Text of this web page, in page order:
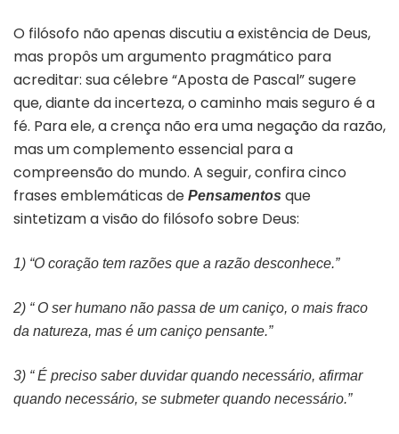
O filósofo não apenas discutiu a existência de Deus,
mas propôs um argumento pragmático para
acreditar: sua célebre “Aposta de Pascal” sugere
que, diante da incerteza, o caminho mais seguro é a
fé. Para ele, a crença não era uma negação da razão,
mas um complemento essencial para a
compreensão do mundo. A seguir, confira cinco
frases emblemáticas de Pensamentos que
sintetizam a visão do filósofo sobre Deus:
1) “O coração tem razões que a razão desconhece.”
2) “ O ser humano não passa de um caniço, o mais fraco
da natureza, mas é um caniço pensante.”
3) “ É preciso saber duvidar quando necessário, afirmar
quando necessário, se submeter quando necessário.”